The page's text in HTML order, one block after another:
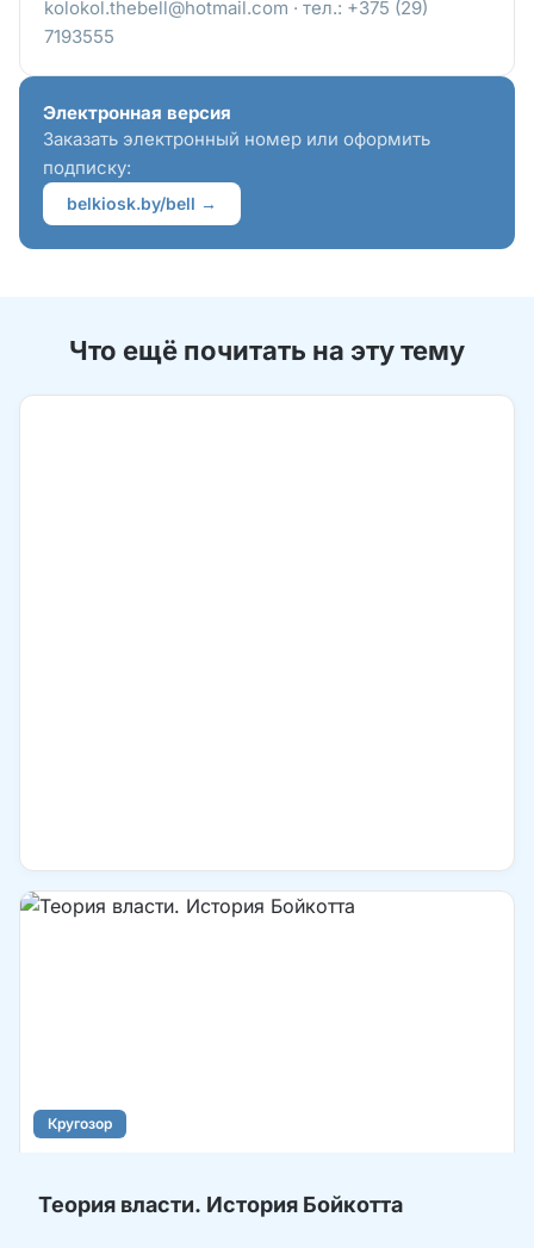
kolokol.thebell@hotmail.com · тел.: +375 (29)
7193555
Электронная версия
Заказать электронный номер или оформить
подписку:
belkiosk.by/bell →
Что ещё почитать на эту тему
Кругозор
Теория власти. История Бойкотта